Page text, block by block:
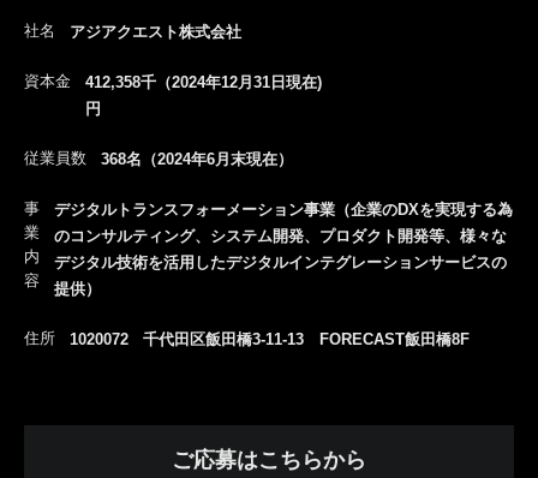
社名 アジアクエスト株式会社
資本金
412,358千（2024年12月31日現在)
円
従業員数 368名（2024年6月末現在）
事
業
内
容
デジタルトランスフォーメーション事業（企業のDXを実現する為
のコンサルティング、システム開発、プロダクト開発等、様々な
デジタル技術を活用したデジタルインテグレーションサービスの
提供）
住所 1020072 千代田区飯田橋3-11-13 FORECAST飯田橋8F
ご応募はこちらから